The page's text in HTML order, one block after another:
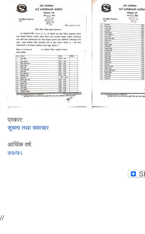
प्रकार:
सूचना तथा समाचार
आर्थिक वर्ष:
७७/७८
//